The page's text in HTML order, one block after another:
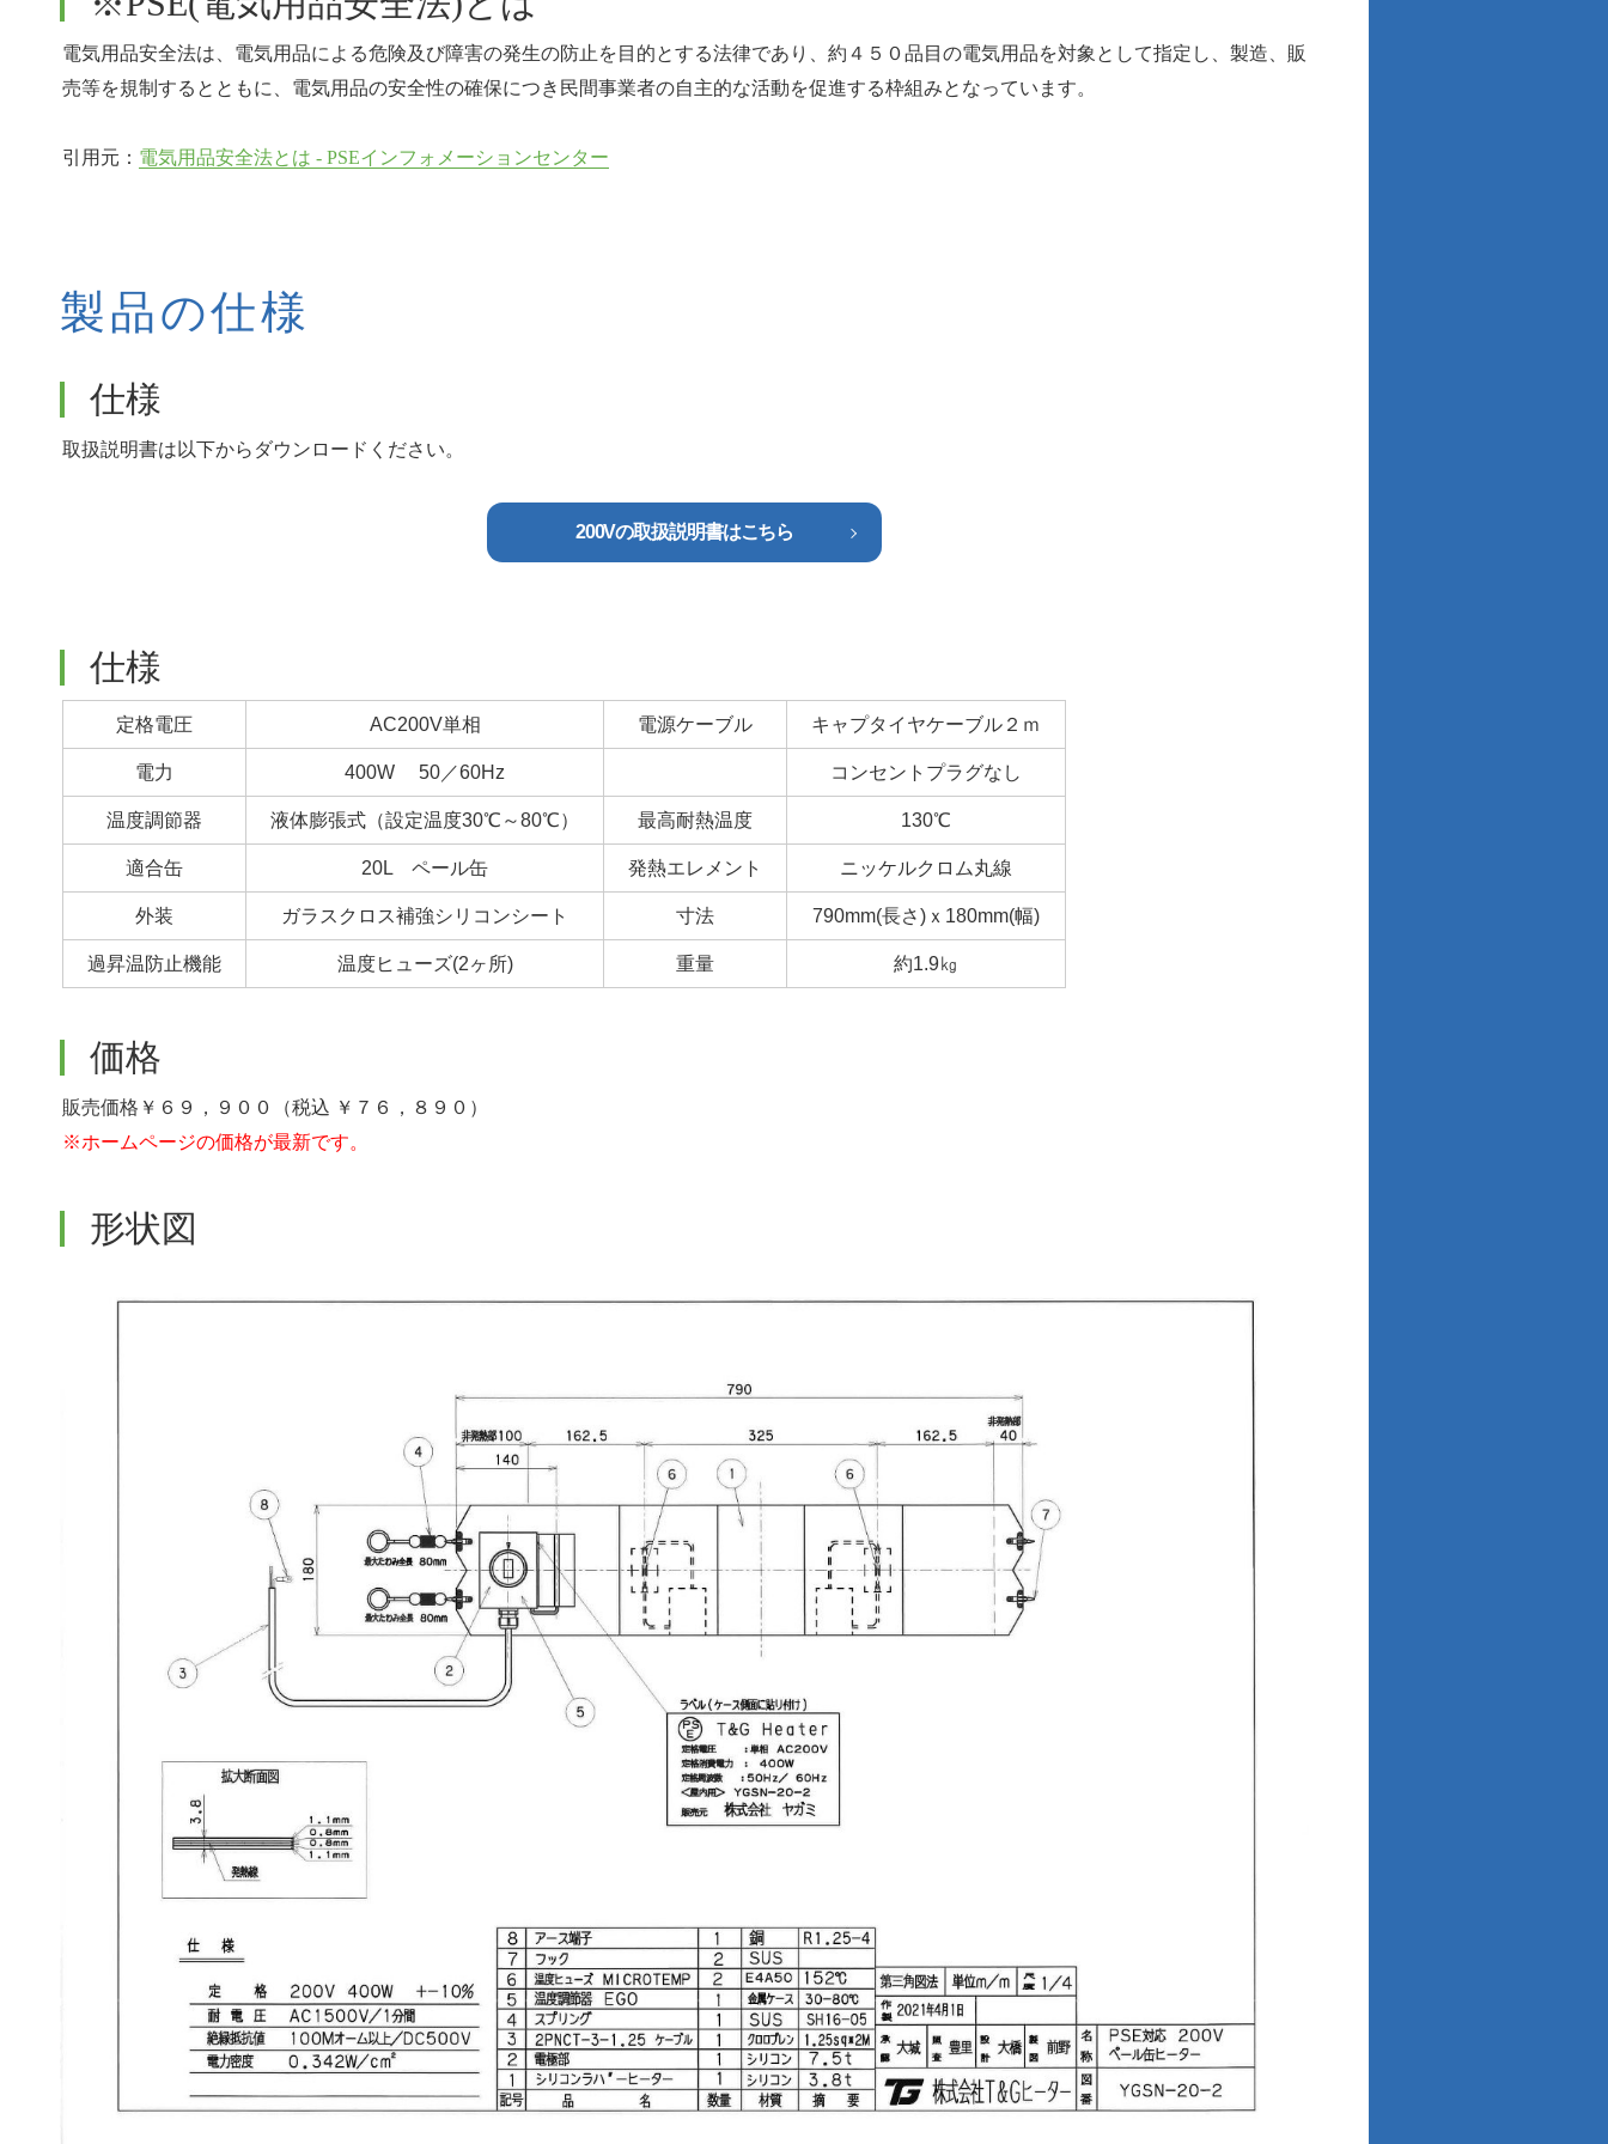
電気用品安全法は、電気用品による危険及び障害の発生の防止を目的とする法律であり、約４５０品目の電気用品を対象として指定し、製造、販
売等を規制するとともに、電気用品の安全性の確保につき民間事業者の自主的な活動を促進する枠組みとなっています。
引用元： 電気用品安全法とは - PSEインフォメーションセンター
製品の仕様
仕様
取扱説明書は以下からダウンロードください。
200Vの取扱説明書はこちら
仕様
定格電圧 AC200V単相 電源ケーブル キャプタイヤケーブル２ｍ
電力 400W 50／60Hz コンセントプラグなし
温度調節器 液体膨張式（設定温度30℃～80℃） 最高耐熱温度 130℃
適合缶 20L ペール缶 発熱エレメント ニッケルクロム丸線
外装 ガラスクロス補強シリコンシート 寸法 790mm(長さ)ｘ180mm(幅)
過昇温防止機能 温度ヒューズ(2ヶ所) 重量 約1.9㎏
価格
販売価格￥６９，９００（税込 ￥７６，８９０）
※ホームページの価格が最新です。
形状図